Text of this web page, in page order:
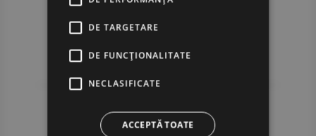
DE TARGETARE
DE FUNCŢIONALITATE
NECLASIFICATE
ACCEPTĂ TOATE